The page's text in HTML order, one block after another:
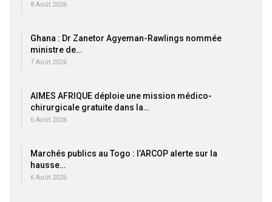
8 Août 2026
Ghana : Dr Zanetor Agyeman-Rawlings nommée
ministre de…
7 Août 2026
AIMES AFRIQUE déploie une mission médico-
chirurgicale gratuite dans la…
6 Août 2026
Marchés publics au Togo : l’ARCOP alerte sur la
hausse…
6 Août 2026